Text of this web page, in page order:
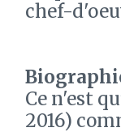
chef-
Ce n'est
2016)